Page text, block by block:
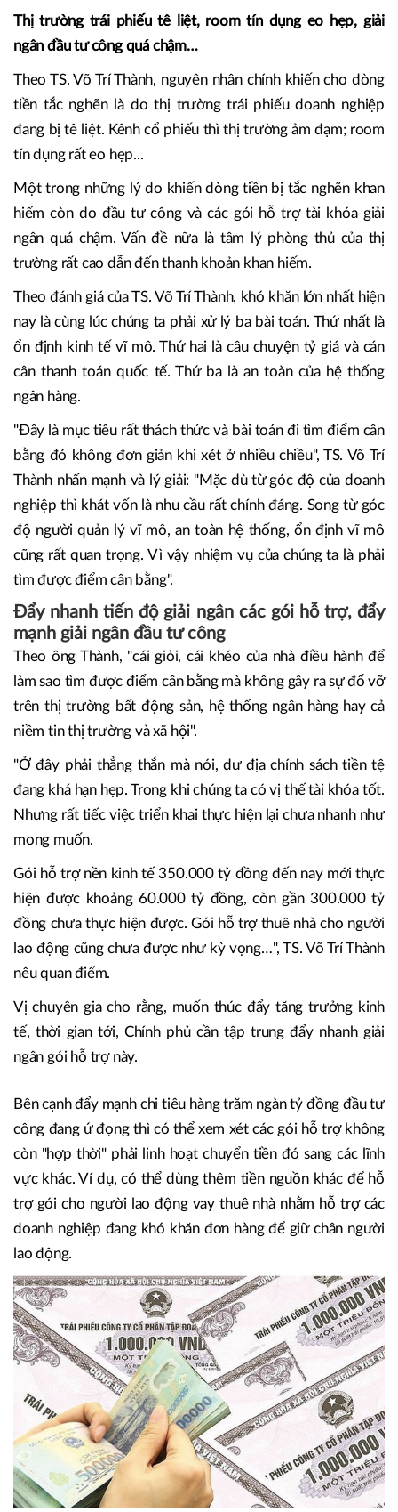
Thị trường trái phiếu tê liệt, room tín dụng eo hẹp, giải
ngân đầu tư công quá chậm…
Theo TS. Võ Trí Thành, nguyên nhân chính khiến cho dòng
tiền tắc nghẽn là do thị trường trái phiếu doanh nghiệp
đang bị tê liệt. Kênh cổ phiếu thì thị trường ảm đạm; room
tín dụng rất eo hẹp...
Một trong những lý do khiến dòng tiền bị tắc nghẽn khan
hiếm còn do đầu tư công và các gói hỗ trợ tài khóa giải
ngân quá chậm. Vấn đề nữa là tâm lý phòng thủ của thị
trường rất cao dẫn đến thanh khoản khan hiếm.
Theo đánh giá của TS. Võ Trí Thành, khó khăn lớn nhất hiện
nay là cùng lúc chúng ta phải xử lý ba bài toán. Thứ nhất là
ổn định kinh tế vĩ mô. Thứ hai là câu chuyện tỷ giá và cán
cân thanh toán quốc tế. Thứ ba là an toàn của hệ thống
ngân hàng.
"Đây là mục tiêu rất thách thức và bài toán đi tìm điểm cân
bằng đó không đơn giản khi xét ở nhiều chiều", TS. Võ Trí
Thành nhấn mạnh và lý giải: "Mặc dù từ góc độ của doanh
nghiệp thì khát vốn là nhu cầu rất chính đáng. Song từ góc
độ người quản lý vĩ mô, an toàn hệ thống, ổn định vĩ mô
cũng rất quan trọng. Vì vậy nhiệm vụ của chúng ta là phải
tìm được điểm cân bằng".
Đẩy nhanh tiến độ giải ngân các gói hỗ trợ, đẩy
mạnh giải ngân đầu tư công
Theo ông Thành, "cái giỏi, cái khéo của nhà điều hành để
làm sao tìm được điểm cân bằng mà không gây ra sự đổ vỡ
trên thị trường bất động sản, hệ thống ngân hàng hay cả
niềm tin thị trường và xã hội".
"Ở đây phải thẳng thắn mà nói, dư địa chính sách tiền tệ
đang khá hạn hẹp. Trong khi chúng ta có vị thế tài khóa tốt.
Nhưng rất tiếc việc triển khai thực hiện lại chưa nhanh như
mong muốn.
Gói hỗ trợ nền kinh tế 350.000 tỷ đồng đến nay mới thực
hiện được khoảng 60.000 tỷ đồng, còn gần 300.000 tỷ
đồng chưa thực hiện được. Gói hỗ trợ thuê nhà cho người
lao động cũng chưa được như kỳ vọng…", TS. Võ Trí Thành
nêu quan điểm.
Vị chuyên gia cho rằng, muốn thúc đẩy tăng trưởng kinh
tế, thời gian tới, Chính phủ cần tập trung đẩy nhanh giải
ngân gói hỗ trợ này.
Bên cạnh đẩy mạnh chi tiêu hàng trăm ngàn tỷ đồng đầu tư
công đang ứ đọng thì có thể xem xét các gói hỗ trợ không
còn "hợp thời" phải linh hoạt chuyển tiền đó sang các lĩnh
vực khác. Ví dụ, có thể dùng thêm tiền nguồn khác để hỗ
trợ gói cho người lao động vay thuê nhà nhằm hỗ trợ các
doanh nghiệp đang khó khăn đơn hàng để giữ chân người
lao động.